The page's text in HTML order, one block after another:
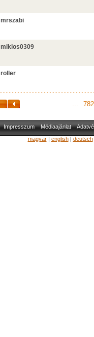
mrszabi
miklos0309
roller
... 782
Impresszum Médiaajánlat
magyar| english| deutsch